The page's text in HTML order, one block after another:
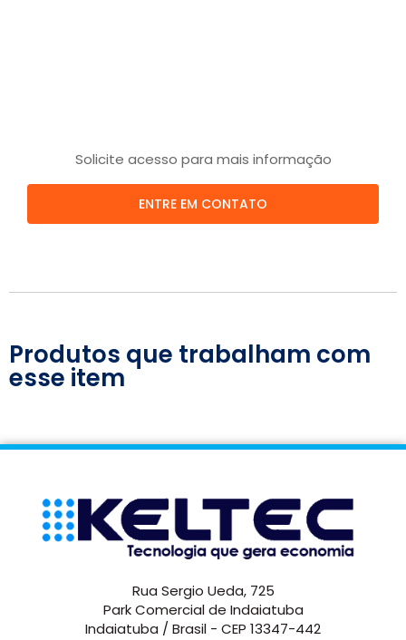
Solicite acesso para mais informação
ENTRE EM CONTATO
Produtos que trabalham com
esse item
Rua Sergio Ueda, 725
Park Comercial de Indaiatuba
Indaiatuba / Brasil - CEP 13347-442